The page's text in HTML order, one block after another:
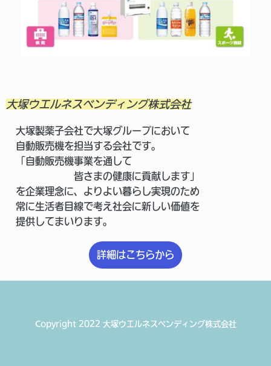
大塚ウエルネスベンディング株式会社
大塚製薬子会社で大塚グループにおいて
自動販売機を担当する会社です。
「自動販売機事業を通して
皆さまの健康に貢献します」
を企業理念に、よりよい暮らし実現のため
常に生活者目線で考え社会に新しい価値を
提供してまいります。
詳細はこちらから
Copyright 2022 大塚ウエルネスベンディング株式会社